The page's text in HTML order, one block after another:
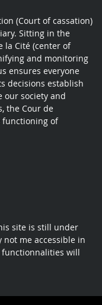
(Court of cassation)
Sitting in the
la Cité (center of
and monitoring
ensures everyone
decisions establish
society and
the Cour de
functioning of
site is still under
not me accessible in
will